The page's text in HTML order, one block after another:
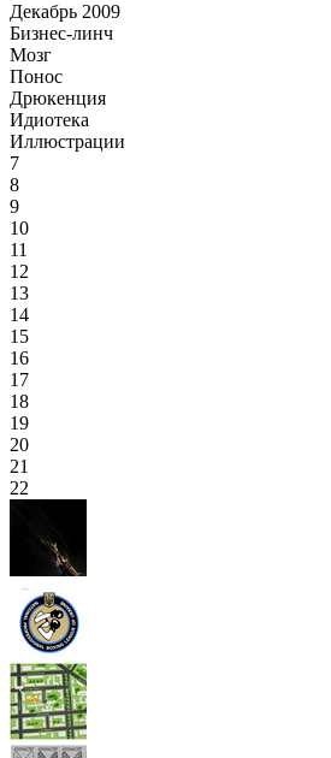
Декабрь 2009
Бизнес-линч
Мозг
Понос
Дрюкенция
Идиотека
Иллюстрации
7
8
9
10
11
12
13
14
15
16
17
18
19
20
21
22